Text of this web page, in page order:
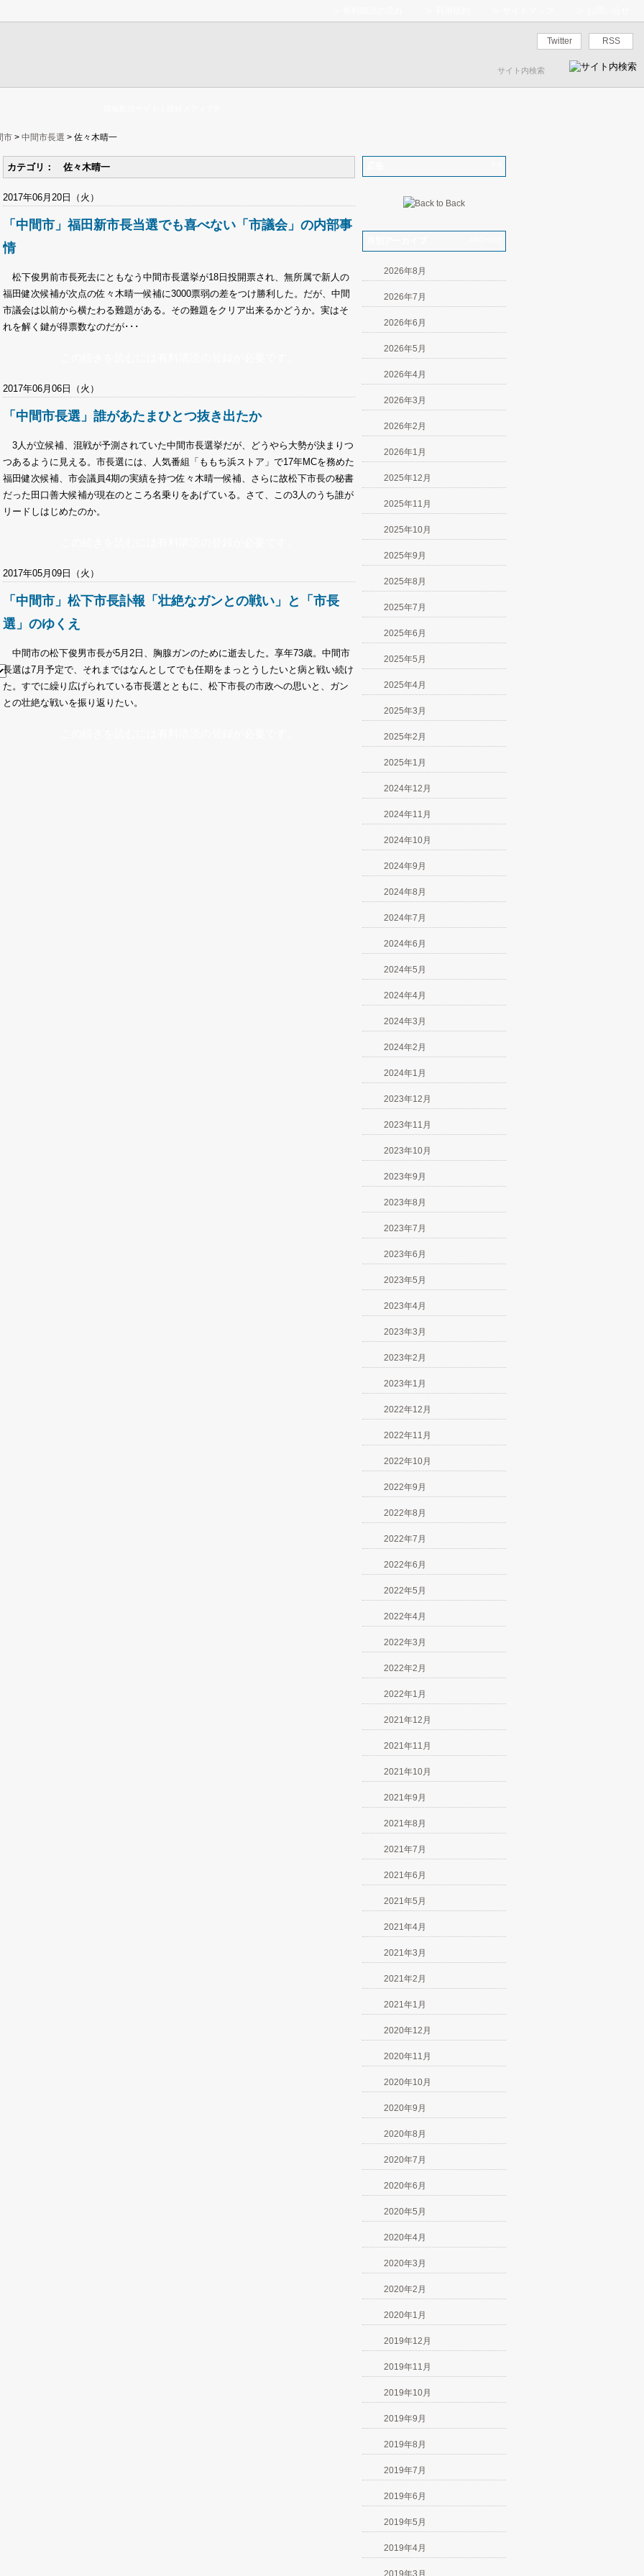
Twitter RSS
市 > 中間市長選 > 佐々木晴一
カテゴリ： 佐々木晴一
2017年06月20日（火）
「中間市」福田新市長当選でも喜べない「市議会」の内部事
情
松下俊男前市長死去にともなう中間市長選挙が18日投開票され、無所属で新人の
福田健次候補が次点の佐々木晴一候補に3000票弱の差をつけ勝利した。だが、中間
市議会は以前から横たわる難題がある。その難題をクリア出来るかどうか。実はそ
れを解く鍵が得票数なのだが･･･
2017年06月06日（火）
「中間市長選」誰があたまひとつ抜き出たか
3人が立候補、混戦が予測されていた中間市長選挙だが、どうやら大勢が決まりつ
つあるように見える。市長選には、人気番組「ももち浜ストア」で17年MCを務めた
福田健次候補、市会議員4期の実績を持つ佐々木晴一候補、さらに故松下市長の秘書
だった田口善大候補が現在のところ名乗りをあげている。さて、この3人のうち誰が
リードしはじめたのか。
2017年05月09日（火）
「中間市」松下市長訃報「壮絶なガンとの戦い」と「市長
選」のゆくえ
中間市の松下俊男市長が5月2日、胸腺ガンのために逝去した。享年73歳。中間市
長選は7月予定で、それまではなんとしてでも任期をまっとうしたいと病と戦い続け
た。すでに繰り広げられている市長選とともに、松下市長の市政への思いと、ガン
との壮絶な戦いを振り返りたい。
2026年8月
2026年7月
2026年6月
2026年5月
2026年4月
2026年3月
2026年2月
2026年1月
2025年12月
2025年11月
2025年10月
2025年9月
2025年8月
2025年7月
2025年6月
2025年5月
2025年4月
2025年3月
2025年2月
2025年1月
2024年12月
2024年11月
2024年10月
2024年9月
2024年8月
2024年7月
2024年6月
2024年5月
2024年4月
2024年3月
2024年2月
2024年1月
2023年12月
2023年11月
2023年10月
2023年9月
2023年8月
2023年7月
2023年6月
2023年5月
2023年4月
2023年3月
2023年2月
2023年1月
2022年12月
2022年11月
2022年10月
2022年9月
2022年8月
2022年7月
2022年6月
2022年5月
2022年4月
2022年3月
2022年2月
2022年1月
2021年12月
2021年11月
2021年10月
2021年9月
2021年8月
2021年7月
2021年6月
2021年5月
2021年4月
2021年3月
2021年2月
2021年1月
2020年12月
2020年11月
2020年10月
2020年9月
2020年8月
2020年7月
2020年6月
2020年5月
2020年4月
2020年3月
2020年2月
2020年1月
2019年12月
2019年11月
2019年10月
2019年9月
2019年8月
2019年7月
2019年6月
2019年5月
2019年4月
2019年3月